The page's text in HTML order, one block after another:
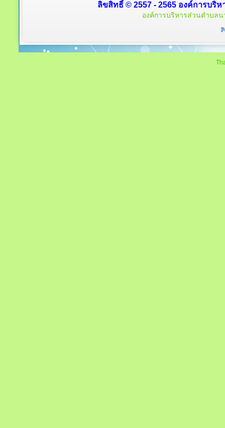
ลิขสิทธิ์ © 2557 - 2565 องค์การบริ
องค์การบริหารส่วนตำบลน